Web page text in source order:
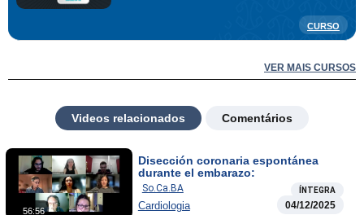
CURSO
VER MAIS CURSOS
Videos relacionados Comentários
56:56
Disección coronaria espontánea
durante el embarazo:
So.Ca.BA ÍNTEGRA
Cardiologia 04/12/2025